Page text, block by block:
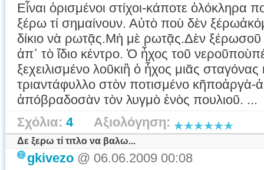
Εἶναι ὁρισμένοι στίχοι-κάποτε ὁλόκληρα
ξέρω τί σημαίνουν. Αὐτὸ ποὺ δὲν
δίκιο νὰ ρωτᾷς.Μὴ μὲ ρωτᾷς.Δὲν
ἀπ᾿ τὸ ἴδιο κέντρο. Ὁ ἦχος τοῦ
ξεχειλισμένο λοῦκιἢ ὁ ἦχος μιᾶς
τριαντάφυλλο στὸν ποτισμένο κῆποἀργὰ-
ἀπόβραδοσὰν τὸν λυγμὸ ἑνὸς πουλιοῦ. ...
Σχόλια: 4Αξιολόγηση:
Δε ξερω τί τιτλο να βαλω...
gkivezo @ 06.06.2009 00:08